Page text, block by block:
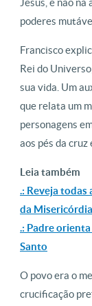
Jesus, e não
poderes
Francisco
Rei do
sua vida. Um
que relata um
personagens
aos pés da cruz
Leia também
.: Reveja todas
da Misericórdia
.: Padre
Santo
O povo era o
crucificação